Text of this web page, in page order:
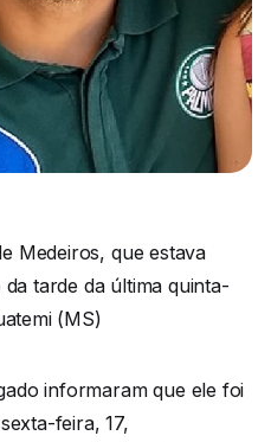
Medeiros, que estava
tarde da última quinta-
(MS)
informaram que ele foi
feira, 17,